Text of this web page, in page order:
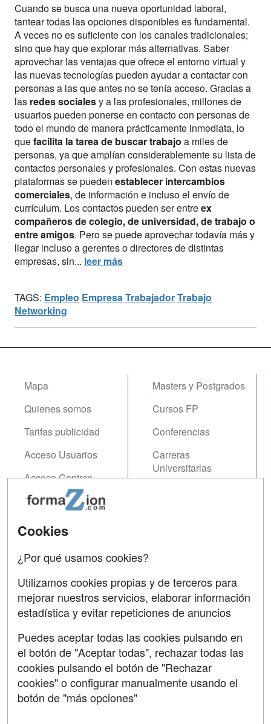
Cuando se busca una nueva oportunidad laboral,
tantear todas las opciones disponibles es fundamental.
A veces no es suficiente con los canales tradicionales;
sino que hay que explorar más alternativas. Saber
aprovechar las ventajas que ofrece el entorno virtual y
las nuevas tecnologías pueden ayudar a contactar con
personas a las que antes no se tenía acceso. Gracias a
las redes socialesy a las profesionales, millones de
usuarios pueden ponerse en contacto con personas de
todo el mundo de manera prácticamente inmediata, lo
quefacilita la tarea de buscar trabajo a miles de
personas, ya que amplían considerablemente su lista de
contactos personales y profesionales. Con estas nuevas
plataformas se pueden establecer intercambios
comerciales, de información e incluso el envío de
currículum. Los contactos pueden ser entreex
compañeros de colegio, de universidad, de trabajo o
entre amigos. Pero se puede aprovechar todavía más y
llegar incluso a gerentes o directores de distintas
empresas, sin... leer más
TAGS: Empleo Empresa TrabajadorTrabajo
Networking
Mapa
Quienes somos
Tarifas publicidad
Acceso Usuarios
Acceso Centros
Masters y Postgrados
Cursos FP
Conferencias
Carreras
Universitarias
Contactar
Copyleft
Grupo formazion:
Cookies
¿Por qué usamos cookies?
Utilizamos cookies propias y de terceros para
mejorar nuestros servicios, elaborar información
estadística y evitar repeticiones de anuncios
Puedes aceptar todas las cookies pulsando en
el botón de "Aceptar todas", rechazar todas las
cookies pulsando el botón de "Rechazar
cookies" o configurar manualmente usando el
botón de "más opciones"